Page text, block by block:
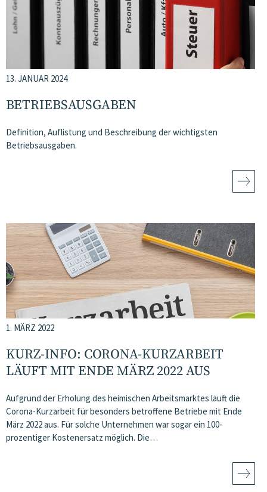
13. JANUAR 2024
BETRIEBSAUSGABEN
Definition, Auflistung und Beschreibung der wichtigsten
Betriebsausgaben.
1. MÄRZ 2022
KURZ-INFO: CORONA-KURZARBEIT
LÄUFT MIT ENDE MÄRZ 2022 AUS
Aufgrund der Erholung des heimischen Arbeitsmarktes läuft die
Corona-Kurzarbeit für besonders betroffene Betriebe mit Ende
März 2022 aus. Für solche Unternehmen war sogar ein 100-
prozentiger Kostenersatz möglich. Die…